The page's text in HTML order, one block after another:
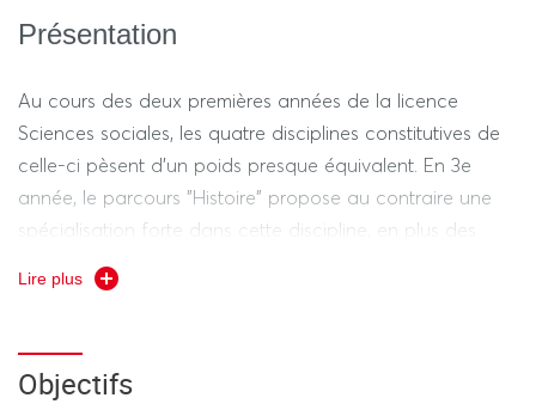
Présentation
Au cours des deux premières années de la licence
Sciences sociales, les quatre disciplines constitutives de
celle-ci pèsent d'un poids presque équivalent. En 3e
année, le parcours "Histoire" propose au contraire une
spécialisation forte dans cette discipline, en plus des
enseignements de géographie, d'économie et de
sociologie du tronc commun.
Les enseignements de ce parcours permettent en effet
d'acquérir une connaissance fondamentale des quatre
Lire plus
Objectifs